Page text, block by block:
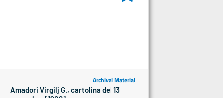
Archival Material
Amadori Virgilj G., cartolina del 13